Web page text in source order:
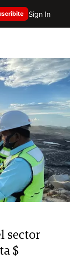
Sign In
sector
$